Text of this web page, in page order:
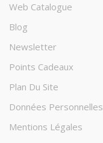
Web Catalogue
Blog
Newsletter
Points Cadeaux
Plan Du Site
Données Personnelles
Mentions Légales